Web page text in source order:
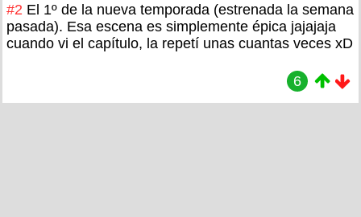
#2 El 1º de la nueva temporada (estrenada la semana
pasada). Esa escena es simplemente épica jajajaja
cuando vi el capítulo, la repetí unas cuantas veces xD
6